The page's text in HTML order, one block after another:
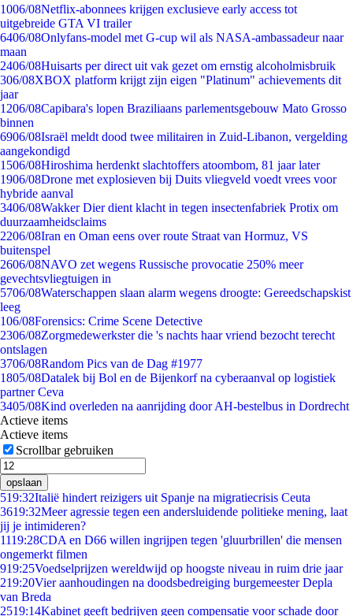
1006/08Netflix-abonnees krijgen exclusieve early access tot
uitgebreide GTA VI trailer
6406/08Onlyfans-model met G-cup wil als NASA-ambassadeur naar
maan
2406/08Huisarts per direct uit vak gezet om ernstig alcoholmisbruik
306/08XBOX platform krijgt zijn eigen "Platinum" achievements dit
jaar
1206/08Capibara's lopen Braziliaans parlementsgebouw Mato Grosso
binnen
6906/08Israël meldt dood twee militairen in Zuid-Libanon, vergelding
aangekondigd
1506/08Hiroshima herdenkt slachtoffers atoombom, 81 jaar later
1906/08Drone met explosieven bij Duits vliegveld voedt vrees voor
hybride aanval
3406/08Wakker Dier dient klacht in tegen insectenfabriek Protix om
duurzaamheidsclaims
2206/08Iran en Oman eens over route Straat van Hormuz, VS
buitenspel
2606/08NAVO zet wegens Russische provocatie 250% meer
gevechtsvliegtuigen in
5706/08Waterschappen slaan alarm wegens droogte: Gereedschapskist
leeg
106/08Forensics: Crime Scene Detective
2306/08Zorgmedewerkster die 's nachts haar vriend bezocht terecht
ontslagen
3706/08Random Pics van de Dag #1977
1805/08Datalek bij Bol en de Bijenkorf na cyberaanval op logistiek
partner Ceva
3405/08Kind overleden na aanrijding door AH-bestelbus in Dordrecht
Actieve items
Actieve items
Scrollbar gebruiken
opslaan
519:32Italië hindert reizigers uit Spanje na migratiecrisis Ceuta
3619:32Meer agressie tegen een andersluidende politieke mening, laat
jij je intimideren?
1119:28CDA en D66 willen ingrijpen tegen 'gluurbrillen' die mensen
ongemerkt filmen
919:25Voedselprijzen wereldwijd op hoogste niveau in ruim drie jaar
219:20Vier aanhoudingen na doodsbedreiging burgemeester Depla
van Breda
2519:14Kabinet geeft bedrijven geen compensatie voor schade door